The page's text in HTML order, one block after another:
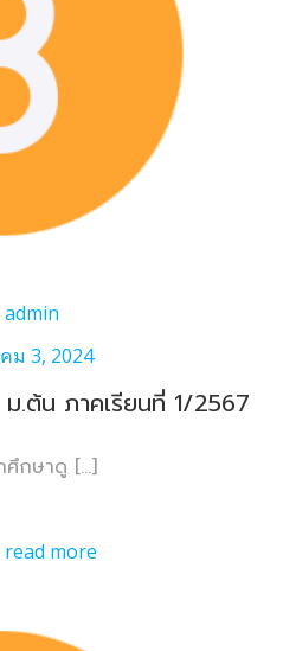
admin
ม 3, 2024
.ต้น ภาคเรียนที่ 1/2567
ศึกษาดู […]
read more